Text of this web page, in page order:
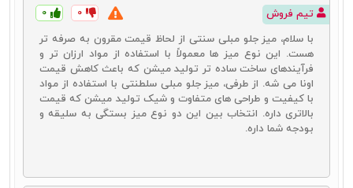
تیم فروش ۰ ۰
با سلام، میز جلو مبلی سنتی از لحاظ قیمت مقرون به صرفه تر
هست. این نوع میز ها معمولاً با استفاده از مواد ارزان تر و
فرآیندهای ساخت ساده تر تولید میشن که باعث کاهش قیمت
اونا می شه. از طرفی، میز جلو مبلی سلطنتی با استفاده از مواد
با کیفیت و طراحی های متفاوت و شیک تولید میشن که قیمت
بالاتری داره. انتخاب بین این دو نوع میز بستگی به سلیقه و
بودجه شما داره.